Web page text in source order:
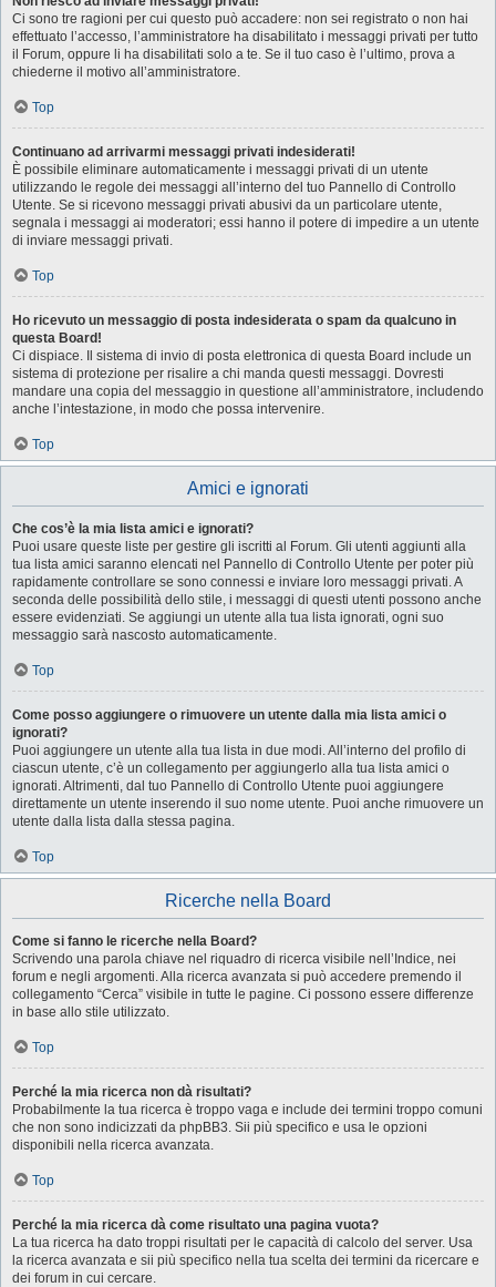
Ci sono tre ragioni per cui questo può accadere: non sei registrato o non hai
effettuato l’accesso, l’amministratore ha disabilitato i messaggi privati per tutto
il Forum, oppure li ha disabilitati solo a te. Se il tuo caso è l’ultimo, prova a
chiederne il motivo all’amministratore.
Top
Continuano ad arrivarmi messaggi privati indesiderati!
È possibile eliminare automaticamente i messaggi privati ​​di un utente
utilizzando le regole dei messaggi all’interno del tuo Pannello di Controllo
Utente. Se si ricevono messaggi privati ​​abusivi da un particolare utente,
segnala i messaggi ai moderatori; essi hanno il potere di impedire a un utente
di inviare messaggi privati​​.
Top
Ho ricevuto un messaggio di posta indesiderata o spam da qualcuno in
questa Board!
Ci dispiace. Il sistema di invio di posta elettronica di questa Board include un
sistema di protezione per risalire a chi manda questi messaggi. Dovresti
mandare una copia del messaggio in questione all’amministratore, includendo
anche l’intestazione, in modo che possa intervenire.
Top
Amici e ignorati
Che cos’è la mia lista amici e ignorati?
Puoi usare queste liste per gestire gli iscritti al Forum. Gli utenti aggiunti alla
tua lista amici saranno elencati nel Pannello di Controllo Utente per poter più
rapidamente controllare se sono connessi e inviare loro messaggi privati. A
seconda delle possibilità dello stile, i messaggi di questi utenti possono anche
essere evidenziati. Se aggiungi un utente alla tua lista ignorati, ogni suo
messaggio sarà nascosto automaticamente.
Top
Come posso aggiungere o rimuovere un utente dalla mia lista amici o
ignorati?
Puoi aggiungere un utente alla tua lista in due modi. All’interno del profilo di
ciascun utente, c’è un collegamento per aggiungerlo alla tua lista amici o
ignorati. Altrimenti, dal tuo Pannello di Controllo Utente puoi aggiungere
direttamente un utente inserendo il suo nome utente. Puoi anche rimuovere un
utente dalla lista dalla stessa pagina.
Top
Ricerche nella Board
Come si fanno le ricerche nella Board?
Scrivendo una parola chiave nel riquadro di ricerca visibile nell’Indice, nei
forum e negli argomenti. Alla ricerca avanzata si può accedere premendo il
collegamento “Cerca” visibile in tutte le pagine. Ci possono essere differenze
in base allo stile utilizzato.
Top
Perché la mia ricerca non dà risultati?
Probabilmente la tua ricerca è troppo vaga e include dei termini troppo comuni
che non sono indicizzati da phpBB3. Sii più specifico e usa le opzioni
disponibili nella ricerca avanzata.
Top
Perché la mia ricerca dà come risultato una pagina vuota?
La tua ricerca ha dato troppi risultati per le capacità di calcolo del server. Usa
la ricerca avanzata e sii più specifico nella tua scelta dei termini da ricercare e
dei forum in cui cercare.